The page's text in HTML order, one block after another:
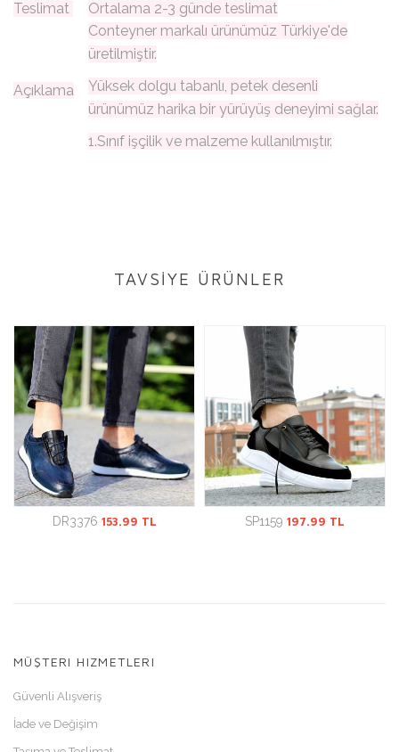
Teslimat
Ortalama 2-3 günde teslimat
Açıklama
Conteyner markalı ürünümüz Türkiye'de
üretilmiştir.
Yüksek dolgu tabanlı, petek desenli
ürünümüz harika bir yürüyüş deneyimi sağlar.
1.Sınıf işçilik ve malzeme kullanılmıştır.
TAVSİYE ÜRÜNLER
DR3376 153.99 TL SP1159 197.99 TL
MÜŞTERI HIZMETLERI
Güvenli Alışveriş
İade ve Değişim